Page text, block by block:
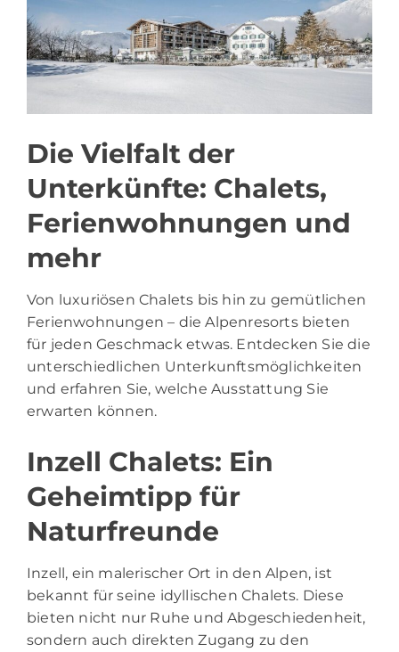
Die Vielfalt der
Unterkünfte: Chalets,
Ferienwohnungen und
mehr
Von luxuriösen Chalets bis hin zu gemütlichen
Ferienwohnungen – die Alpenresorts bieten
für jeden Geschmack etwas. Entdecken Sie die
unterschiedlichen Unterkunftsmöglichkeiten
und erfahren Sie, welche Ausstattung Sie
erwarten können.
Inzell Chalets: Ein
Geheimtipp für
Naturfreunde
Inzell, ein malerischer Ort in den Alpen, ist
bekannt für seine idyllischen Chalets. Diese
bieten nicht nur Ruhe und Abgeschiedenheit,
sondern auch direkten Zugang zu den